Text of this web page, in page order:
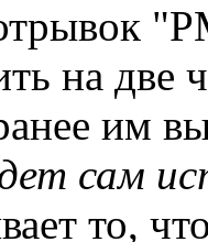
на
им
сам
то,